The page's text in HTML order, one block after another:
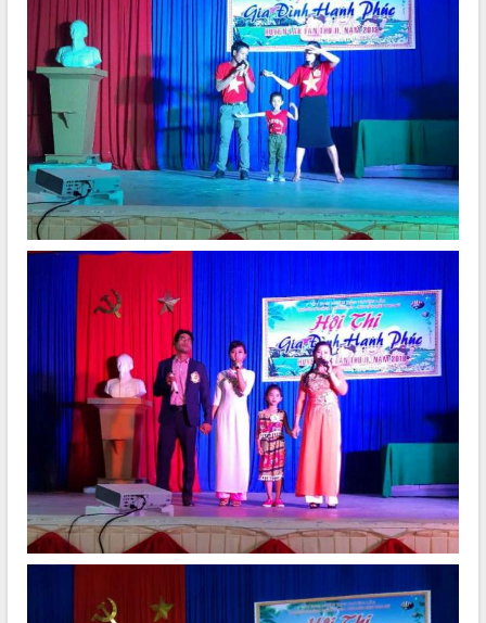
Hôm nay: 30211
Tất cả: 66042951